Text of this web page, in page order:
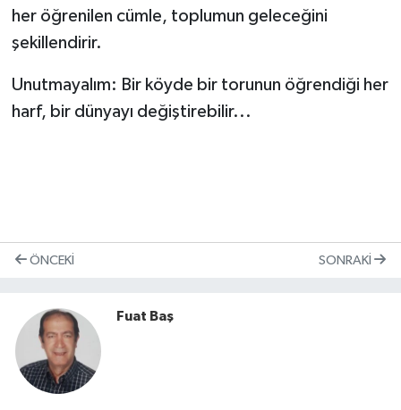
her öğrenilen cümle, toplumun geleceğini
şekillendirir.
Unutmayalım: Bir köyde bir torunun öğrendiği her
harf, bir dünyayı değiştirebilir...
ÖNCEKI SONRAKI
Fuat Baş